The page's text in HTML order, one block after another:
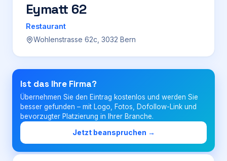
Preise
Für Firmen
Login
Firma eintragen
Eymatt 62
Restaurant
Wohlenstrasse 62c, 3032 Bern
Ist das Ihre Firma?
Übernehmen Sie den Eintrag kostenlos und werden Sie
besser gefunden – mit Logo, Fotos, Dofollow-Link und
bevorzugter Platzierung in Ihrer Branche.
Jetzt beanspruchen →